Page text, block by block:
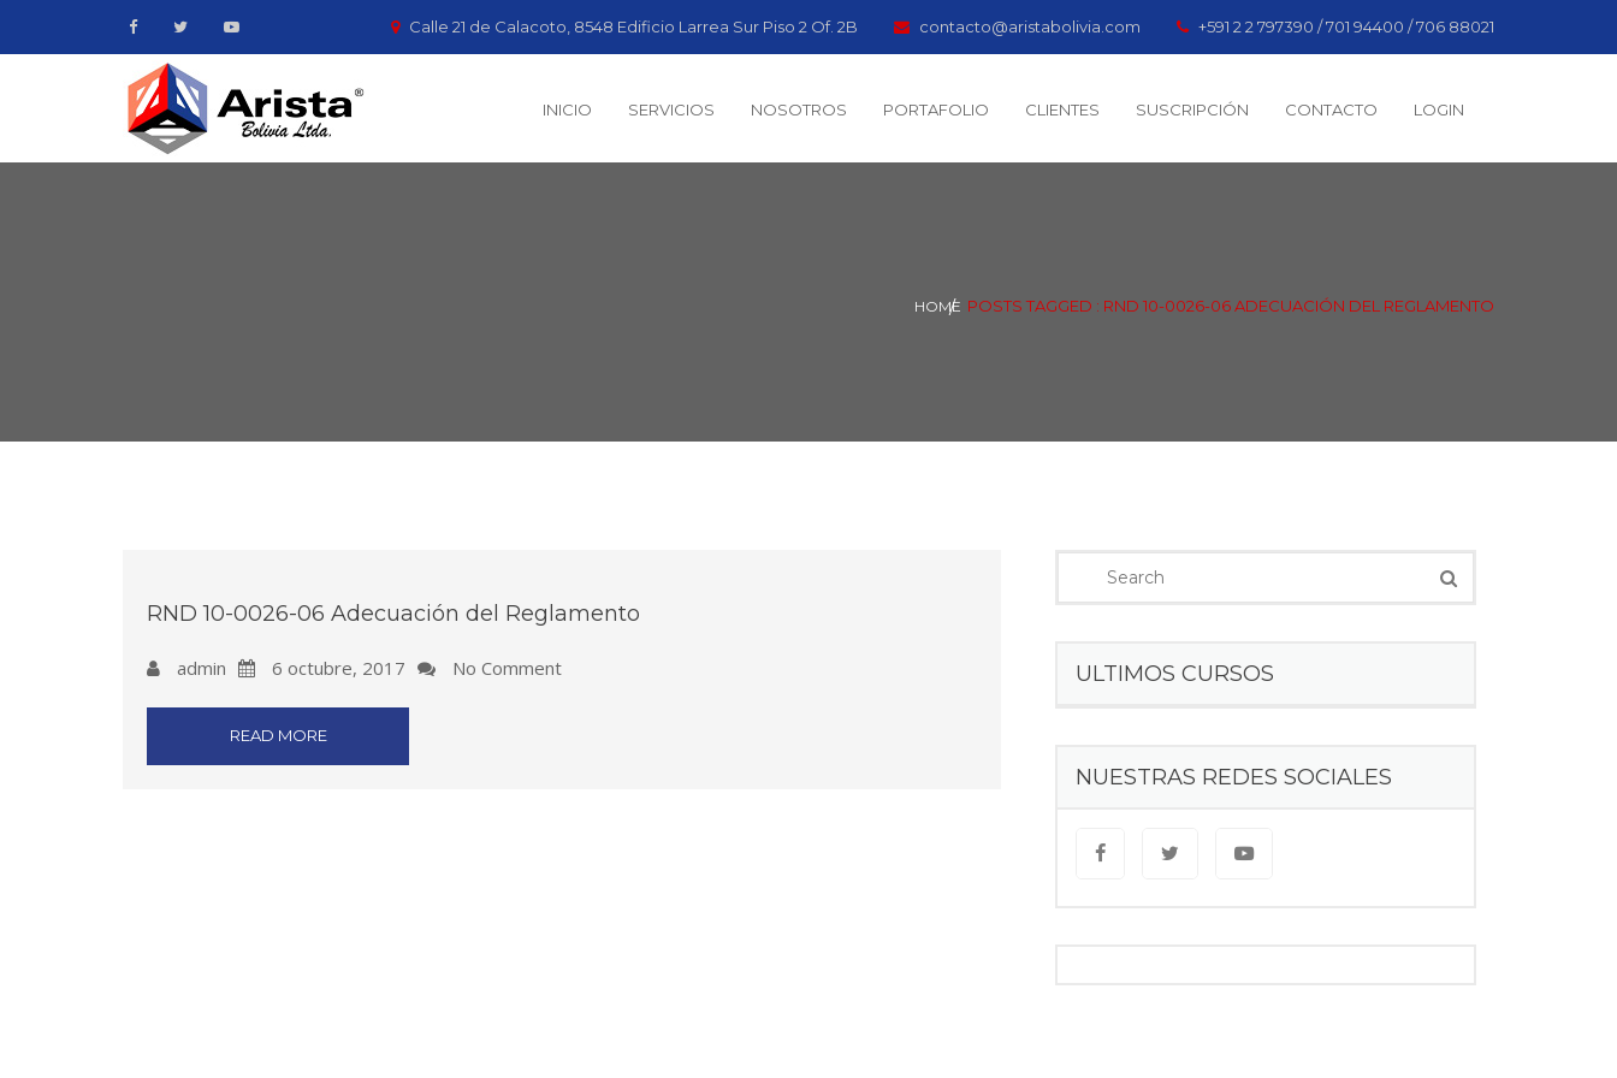
Calle 21 de Calacoto, 8548 Edificio Larrea Sur Piso 2 Of. 2B contacto@aristabolivia.com +591 2 2 797390 / 701 94400 / 706 88021
INICIO SERVICIOS NOSOTROS PORTAFOLIO CLIENTES SUSCRIPCIÓN CONTACTO LOGIN
HOME POSTS TAGGED : RND 10-0026-06 ADECUACIÓN DEL REGLAMENTO
RND 10-0026-06 Adecuación del Reglamento
admin 6 octubre, 2017 No Comment
READ MORE
ULTIMOS CURSOS
NUESTRAS REDES SOCIALES